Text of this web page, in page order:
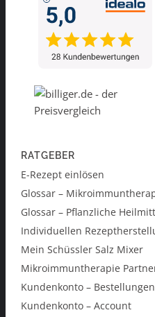
RATGEBER
E-Rezept einlösen
Glossar –
Glossar – Pflanzliche
Individuellen
Mein Schüssler Salz Mixer
Mikroimmuntherapie
Kundenkonto – Bestellungen
Kundenkonto – Account